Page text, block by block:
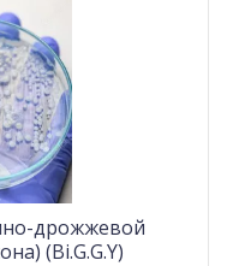
дрожжевой
(Bi.G.G.Y)